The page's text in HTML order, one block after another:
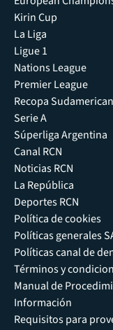
Kirin Cup
La Liga
Ligue 1
Nations League
Premier League
Recopa
Serie A
Súperliga Argentina
Canal RCN
Noticias RCN
La República
Deportes RCN
Política de cookies
Políticas generales
Políticas canal de
Términos y
Manual de
Información
Requisitos para